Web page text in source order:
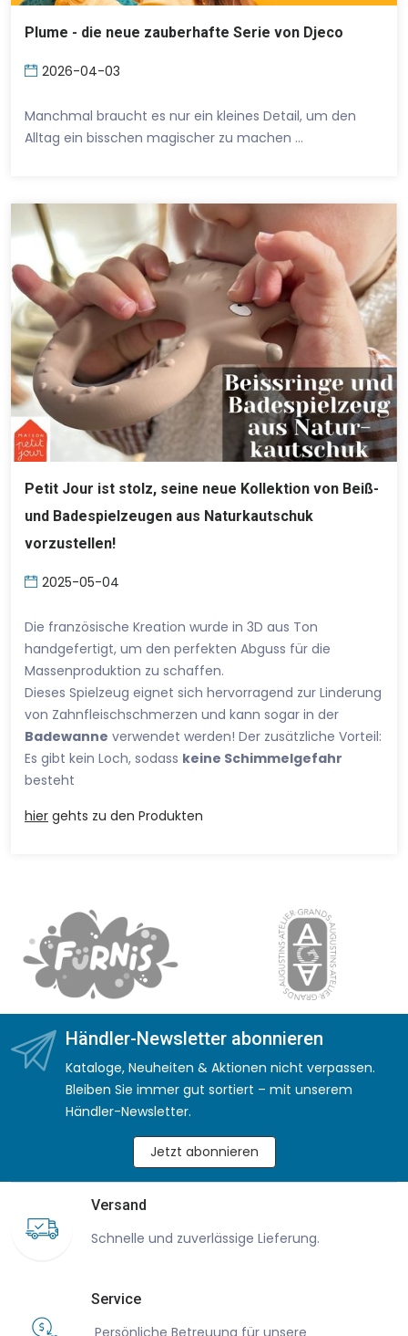
Plume - die neue zauberhafte Serie von Djeco
2026-04-03
Manchmal braucht es nur ein kleines Detail, um den
Alltag ein bisschen magischer zu machen …
Petit Jour ist stolz, seine neue Kollektion von Beiß-
und Badespielzeugen aus Naturkautschuk
vorzustellen!
2025-05-04
Die französische Kreation wurde in 3D aus Ton
handgefertigt, um den perfekten Abguss für die
Massenproduktion zu schaffen.
Dieses Spielzeug eignet sich hervorragend zur Linderung
von Zahnfleischschmerzen und kann sogar in der
Badewanne verwendet werden! Der zusätzliche Vorteil:
Es gibt kein Loch, sodass keine Schimmelgefahr
besteht
hier gehts zu den Produkten
Händler-Newsletter abonnieren
Kataloge, Neuheiten & Aktionen nicht verpassen.
Bleiben Sie immer gut sortiert – mit unserem
Händler-Newsletter.
Jetzt abonnieren
Versand
Schnelle und zuverlässige Lieferung.
Service
Persönliche Betreuung für unsere